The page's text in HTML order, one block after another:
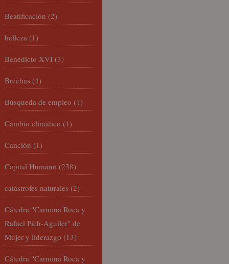
Beatificación (2)
belleza (1)
Benedicto XVI (3)
Brechas (4)
Búsqueda de empleo (1)
Cambio climático (1)
Canción (1)
Capital Humano (238)
catástrofes naturales (2)
Cátedra "Carmina Roca y
Rafael Pich-Aguiler" de
Mujer y liderazgo (13)
Cátedra "Carmina Roca y